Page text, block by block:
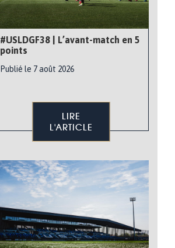
#USLDGF38 | L’avant-match en 5
points
Publié le 7 août 2026
LIRE
L'ARTICLE